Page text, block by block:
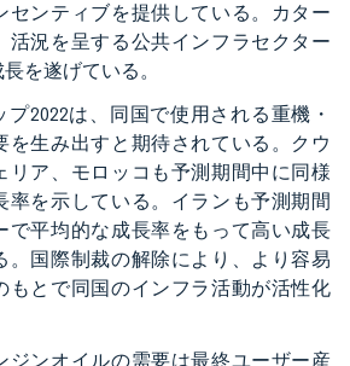
センティブを提供している。カター
活況を呈する公共インフラセクター
を遂げている。
プ2022は、同国で使用される重機・
を生み出すと期待されている。クウ
リア、モロッコも予測期間中に同様
率を示している。イランも予測期間
で平均的な成長率をもって高い成長
。国際制裁の解除により、より容易
もとで同国のインフラ活動が活性化
ジンオイルの需要は最終ユーザー産